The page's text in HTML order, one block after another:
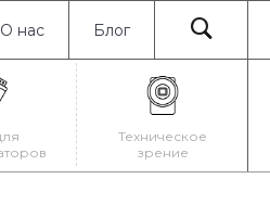
О нас Блог
Техническое
зрение